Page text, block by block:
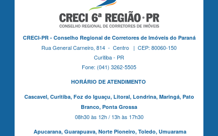
CRECI-PR - Conselho Regional de Corretores de Imóveis do Paraná
Rua General Carneiro, 814 - Centro | CEP: 80060-150
Curitiba - PR
Fone: (041) 3262-5505
HORÁRIO DE ATENDIMENTO
Cascavel, Curitiba,Foz do Iguaçu, Litoral, Londrina, Maringá, Pato
Branco, Ponta Grossa
08h30 às 12h / 13h às 17h30
Apucarana, Guarapuava, Norte Pioneiro, Toledo, Umuarama